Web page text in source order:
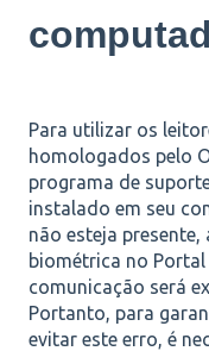
Para utilizar os
homologados pelo
programa de
instalado em seu
não esteja
biométrica no
comunicação será
Portanto, para
evitar este erro, é